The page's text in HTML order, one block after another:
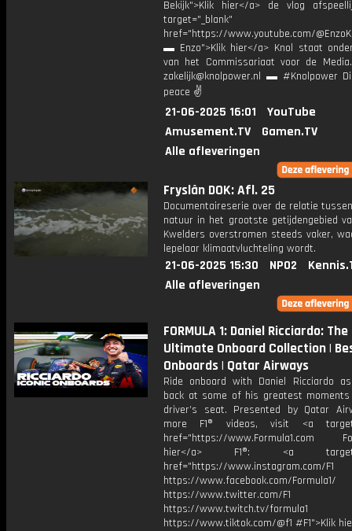
Bekijk">Klik hier</a> de vlog
target="_blank"
href="https://www.youtube.com/
▬ Enzo">Klik hier</a> Knol staat
van het Commissariaat voor de
zakelijk@knolpower.nl ▬ #Knolpower
peace ✌
21-06-2025 16:01
YouTube
Amusement.TV
Gamen.TV
Alle afleveringen
Fryslân DOK: Afl. 25
Documentaireserie over de relatie
natuur in het grootste getijdengebied
Kwelders overstromen steeds vaker,
lepelaar klimaatvluchteling wordt.
21-06-2025 15:30 NPO2
Alle afleveringen
FORMULA 1: Daniel Ricciardo: The
Ultimate Onboard Collection |
Onboards | Qatar Airways
Ride onboard with Daniel Ricciardo
back at some of his greatest
driver’s seat. Presented by Qatar
more F1® videos, visit <a
href="https://www.Formula1.com
hier</a> F1®: <a
href="https://www.instagram.com/F1
https://www.facebook.com/Formula1/
https://www.twitter.com/F1
https://www.twitch.tv/formula1
https://www.tiktok.com/@f1 #F1">Klik